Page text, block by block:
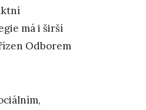
má i širší
Odborem